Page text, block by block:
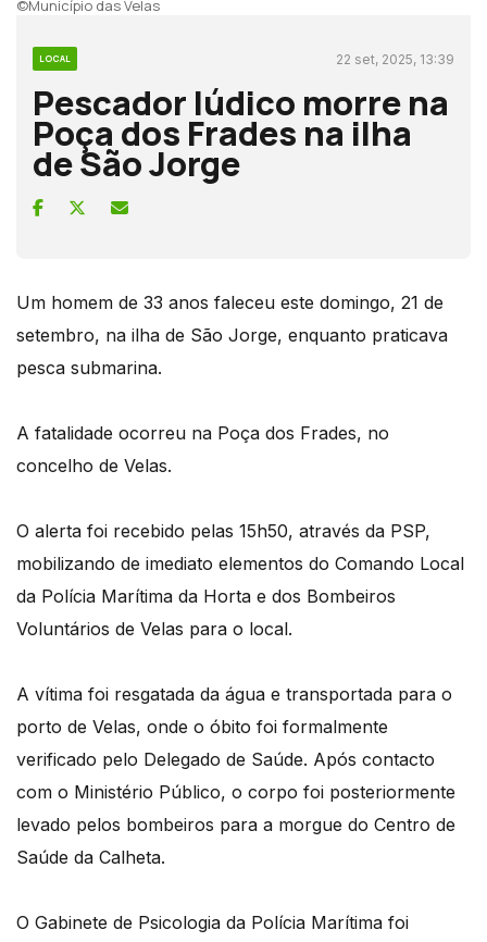
©Município das Velas
LOCAL 22 set, 2025, 13:39
Pescador lúdico morre na
Poça dos Frades na ilha
de São Jorge
Um homem de 33 anos faleceu este domingo, 21 de
setembro, na ilha de São Jorge, enquanto praticava
pesca submarina.
A fatalidade ocorreu na Poça dos Frades, no
concelho de Velas.
O alerta foi recebido pelas 15h50, através da PSP,
mobilizando de imediato elementos do Comando Local
da Polícia Marítima da Horta e dos Bombeiros
Voluntários de Velas para o local.
A vítima foi resgatada da água e transportada para o
porto de Velas, onde o óbito foi formalmente
verificado pelo Delegado de Saúde. Após contacto
com o Ministério Público, o corpo foi posteriormente
levado pelos bombeiros para a morgue do Centro de
Saúde da Calheta.
O Gabinete de Psicologia da Polícia Marítima foi